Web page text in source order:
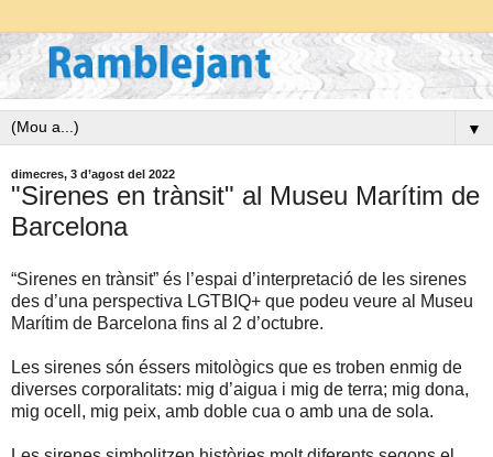
▼
dimecres, 3 d’agost del 2022
"Sirenes en trànsit" al Museu Marítim de
Barcelona
“Sirenes en trànsit” és l’espai d’interpretació de les sirenes
des d’una perspectiva LGTBIQ+ que podeu veure al Museu
Marítim de Barcelona fins al 2 d’octubre.
Les sirenes són éssers mitològics que es troben enmig de
diverses corporalitats: mig d’aigua i mig de terra; mig dona,
mig ocell, mig peix, amb doble cua o amb una de sola.